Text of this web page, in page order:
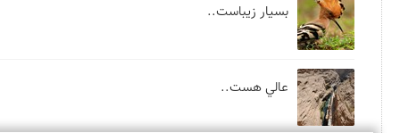
بسيار زيباست..
عالي هست..